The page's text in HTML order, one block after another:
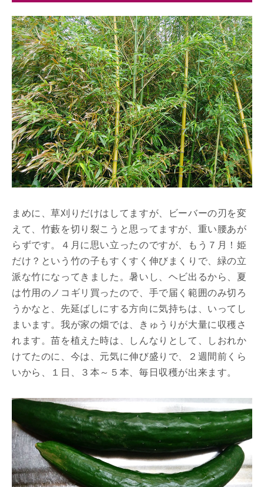
まめに、草刈りだけはしてますが、ビーバーの刃を変
えて、竹藪を切り裂こうと思ってますが、重い腰あが
らずです。４月に思い立ったのですが、もう７月！姫
だけ？という竹の子もすくすく伸びまくりで、緑の立
派な竹になってきました。暑いし、ヘビ出るから、夏
は竹用のノコギリ買ったので、手で届く範囲のみ切ろ
うかなと、先延ばしにする方向に気持ちは、いってし
まいます。我が家の畑では、きゅうりが大量に収穫さ
れます。苗を植えた時は、しんなりとして、しおれか
けてたのに、今は、元気に伸び盛りで、２週間前くら
いから、１日、３本～５本、毎日収穫が出来ます。